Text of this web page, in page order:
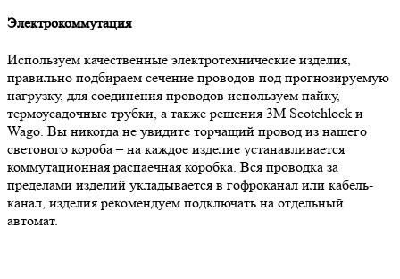
Электрокоммутация
Используем качественные электротехнические изделия,
правильно подбираем сечение проводов под прогнозируемую
нагрузку, для соединения проводов используем пайку,
термоусадочные трубки, а также решения 3M Scotchlock и
Wago. Вы никогда не увидите торчащий провод из нашего
светового короба – на каждое изделие устанавливается
коммутационная распаечная коробка. Вся проводка за
пределами изделий укладывается в гофроканал или кабель-
канал, изделия рекомендуем подключать на отдельный
автомат.